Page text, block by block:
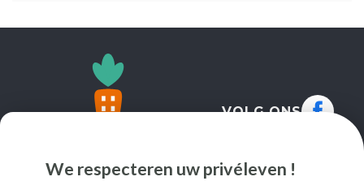
We respecteren uw privéleven !
VOLG ONS